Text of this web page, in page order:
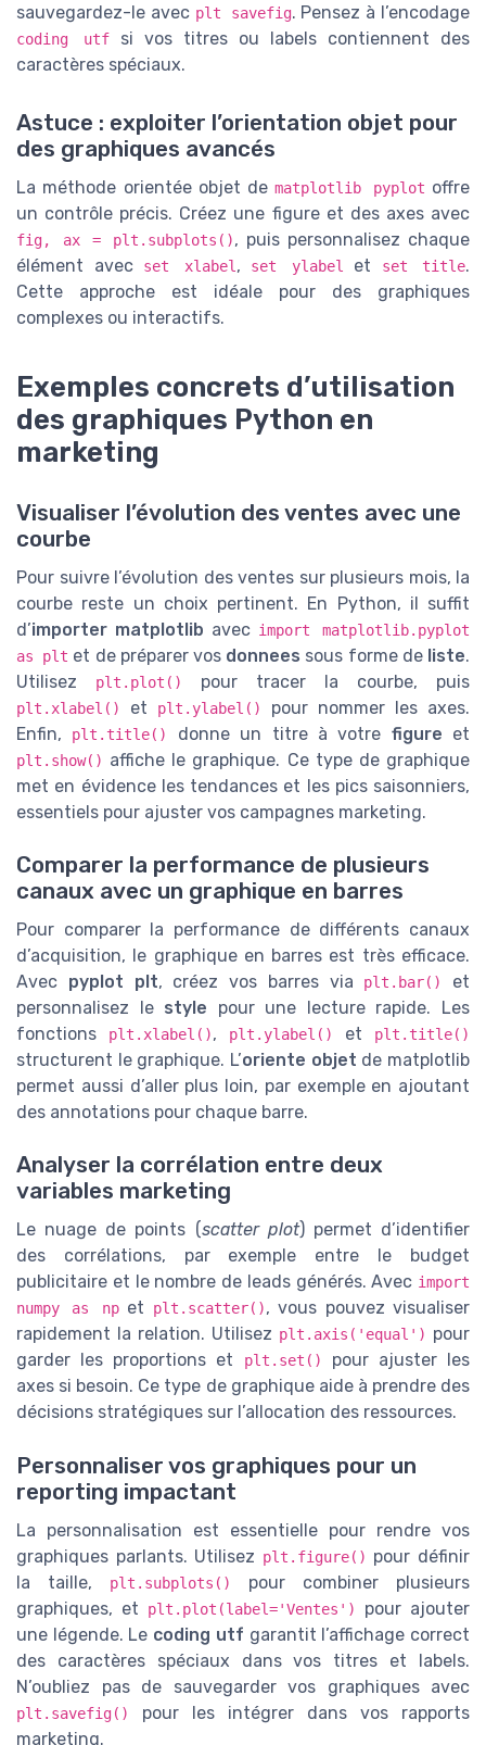
sauvegardez-le avec plt savefig. Pensez à l’encodage
coding utf si vos titres ou labels contiennent des
caractères spéciaux.
Astuce : exploiter l’orientation objet pour
des graphiques avancés
La méthode orientée objet dematplotlib pyplot offre
un contrôle précis. Créez une figure et des axes avec
fig, ax = plt.subplots(), puis personnalisez chaque
élément avec
set xlabel , set ylabel et set title.
Cette approche est idéale pour des graphiques
complexes ou interactifs.
Exemples concrets d’utilisation
des graphiques Python en
marketing
Visualiser l’évolution des ventes avec une
courbe
Pour suivre l’évolution des ventes sur plusieurs mois, la
courbe reste un choix pertinent. En Python, il suffit
d’importer matplotlib avec import matplotlib.pyplot
as plt et de préparer vos donnees sous forme de liste.
Utilisez
plt.plot() pour tracer la courbe, puis
plt.xlabel() et plt.ylabel()
pour nommer les axes.
Enfin,
plt.title() donne un titre à votre figure et
plt.show() affiche le graphique. Ce type de graphique
met en évidence les tendances et les pics saisonniers,
essentiels pour ajuster vos campagnes marketing.
Comparer la performance de plusieurs
canaux avec un graphique en barres
Pour comparer la performance de différents canaux
d’acquisition, le graphique en barres est très efficace.
Avec pyplot plt, créez vos barres via plt.bar()
et
personnalisez le style pour une lecture rapide. Les
fonctions
plt.xlabel(), plt.ylabel() et plt.title()
structurent le graphique. L’oriente objet de matplotlib
permet aussi d’aller plus loin, par exemple en ajoutant
des annotations pour chaque barre.
Analyser la corrélation entre deux
variables marketing
Le nuage de points (scatter plot) permet d’identifier
des corrélations, par exemple entre le budget
publicitaire et le nombre de leads générés. Avec import
numpy as npet plt.scatter(), vous pouvez visualiser
rapidement la relation. Utilisez plt.axis('equal') pour
garder les proportions et
plt.set()
pour ajuster les
axes si besoin. Ce type de graphique aide à prendre des
décisions stratégiques sur l’allocation des ressources.
Personnaliser vos graphiques pour un
reporting impactant
La personnalisation est essentielle pour rendre vos
graphiques parlants. Utilisez plt.figure() pour définir
la taille,
plt.subplots()
pour combiner plusieurs
graphiques, et
plt.plot(label='Ventes')
pour ajouter
une légende. Le coding utf garantit l’affichage correct
des caractères spéciaux dans vos titres et labels.
N’oubliez pas de sauvegarder vos graphiques avec
plt.savefig()
pour les intégrer dans vos rapports
marketing.